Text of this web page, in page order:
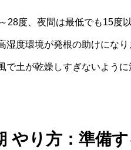
28度、夜間は最低でも15度
湿度環境が発根の助けにな
土が乾燥しすぎないように
やり方：準備